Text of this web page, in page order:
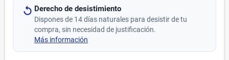
Derecho de desistimiento
Dispones de 14 días naturales para desistir de tu
compra, sin necesidad de justificación.
Más información